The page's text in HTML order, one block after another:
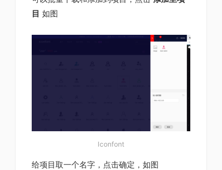
目 如图
Iconfont
给项目取一个名字，点击确定，如图